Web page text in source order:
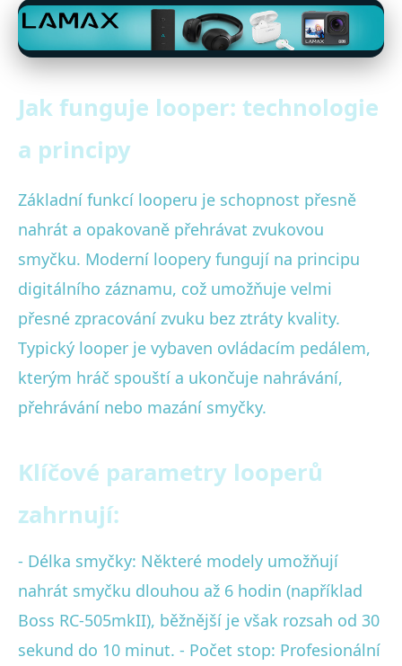
Jak funguje looper: technologie
a principy
Základní funkcí looperu je schopnost přesně
nahrát a opakovaně přehrávat zvukovou
smyčku. Moderní loopery fungují na principu
digitálního záznamu, což umožňuje velmi
přesné zpracování zvuku bez ztráty kvality.
Typický looper je vybaven ovládacím pedálem,
kterým hráč spouští a ukončuje nahrávání,
přehrávání nebo mazání smyčky.
Klíčové parametry looperů
zahrnují:
- Délka smyčky: Některé modely umožňují
nahrát smyčku dlouhou až 6 hodin (například
Boss RC-505mkII), běžnější je však rozsah od 30
sekund do 10 minut. - Počet stop: Profesionální